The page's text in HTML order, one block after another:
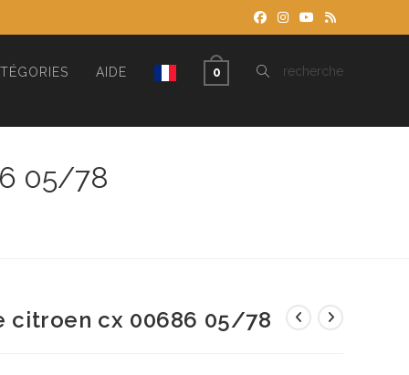
recherche
AIDE 0 TOGGLE
05/78
citroen cx 00686 05/78